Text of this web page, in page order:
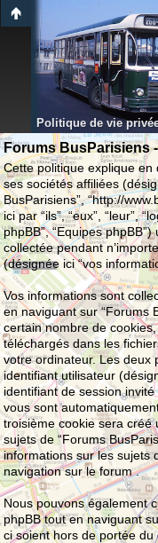
Politique de vie
Forums BusParisiens
Cette politique explique en
ses sociétés affiliées
BusParisiens”, “http://
ici par “ils”, “eux”, “leur”,
phpBB”, “Equipes
collectée pendant
(désignée ici “vos
Vos informations sont
en naviguant sur “Forums
certain nombre de
téléchargés dans les
votre ordinateur. Les deux
identifiant utilisateur
identifiant de session
vous sont
troisième cookie sera créé
sujets de “Forums
informations sur les sujets
navigation sur le forum .
Nous pouvons également
phpBB tout en naviguant
ci soient hors de portée